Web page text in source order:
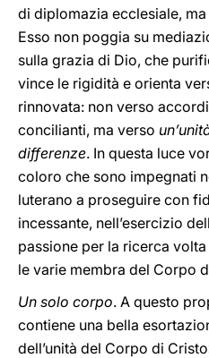
di diplomazia ecclesiale, ma
Esso non poggia su
sulla grazia di Dio, che
vince le rigidità e orienta
rinnovata: non verso
concilianti, ma verso
differenze. In questa luce
coloro che sono impegnati
luterano a proseguire con
incessante, nell’esercizio
passione per la ricerca
le varie membra del Corpo
Un solo corpo. A questo
contiene una bella
dell’unità del Corpo di